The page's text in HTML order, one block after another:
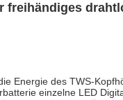
Energie des TWS-
einzelne LED